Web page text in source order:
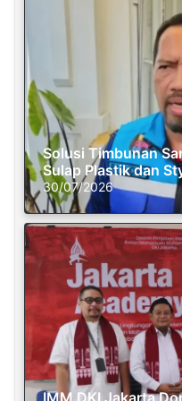
Solusi Timbunan
Sulap Plastik dan
30/07/2026